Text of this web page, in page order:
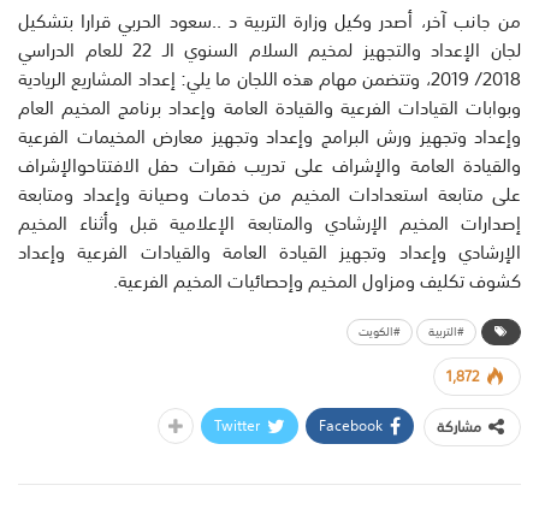
من جانب آخر، أصدر وكيل وزارة التربية د ..سعود الحربي قرارا بتشكيل
لجان الإعداد والتجهيز لمخيم السلام السنوي الـ 22 للعام الدراسي
2018/ 2019، وتتضمن مهام هذه اللجان ما يلي: إعداد المشاريع الريادية
وبوابات القيادات الفرعية والقيادة العامة وإعداد برنامج المخيم العام
وإعداد وتجهيز ورش البرامج وإعداد وتجهيز معارض المخيمات الفرعية
والقيادة العامة والإشراف على تدريب فقرات حفل الافتتاحوالإشراف
على متابعة استعدادات المخيم من خدمات وصيانة وإعداد ومتابعة
إصدارات المخيم الإرشادي والمتابعة الإعلامية قبل وأثناء المخيم
الإرشادي وإعداد وتجهيز القيادة العامة والقيادات الفرعية وإعداد
كشوف تكليف ومزاول المخيم وإحصائيات المخيم الفرعية.
#التربية #الكويت
1,872
مشاركة
Facebook
Twitter